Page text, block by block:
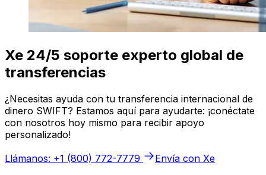
Xe 24/5 soporte experto global de
transferencias
¿Necesitas ayuda con tu transferencia internacional de
dinero SWIFT? Estamos aquí para ayudarte: ¡conéctate
con nosotros hoy mismo para recibir apoyo
personalizado!
Llámanos: +1 (800) 772-7779
Envía con Xe